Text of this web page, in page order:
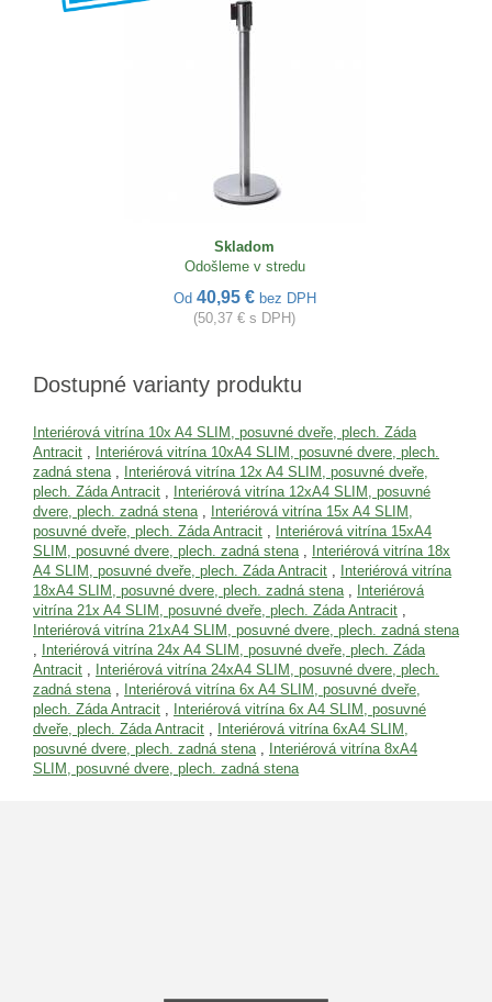
Skladom
Odošleme v stredu
Od 40,95 € bez DPH
(50,37 € s DPH)
Dostupné varianty produktu
Interiérová vitrína 10x A4 SLIM, posuvné dveře, plech. Záda
Antracit ,
Interiérová vitrína 10xA4 SLIM, posuvné dvere, plech.
zadná stena ,
Interiérová vitrína 12x A4 SLIM, posuvné dveře,
plech. Záda Antracit ,
Interiérová vitrína 12xA4 SLIM, posuvné
dvere, plech. zadná stena ,
Interiérová vitrína 15x A4 SLIM,
posuvné dveře, plech. Záda Antracit ,
Interiérová vitrína 15xA4
SLIM, posuvné dvere, plech. zadná stena ,
Interiérová vitrína 18x
A4 SLIM, posuvné dveře, plech. Záda Antracit ,
Interiérová vitrína
18xA4 SLIM, posuvné dvere, plech. zadná stena ,
Interiérová
vitrína 21x A4 SLIM, posuvné dveře, plech. Záda Antracit ,
Interiérová vitrína 21xA4 SLIM, posuvné dvere, plech. zadná stena
,
Interiérová vitrína 24x A4 SLIM, posuvné dveře, plech. Záda
Antracit ,
Interiérová vitrína 24xA4 SLIM, posuvné dvere, plech.
zadná stena ,
Interiérová vitrína 6x A4 SLIM, posuvné dveře,
plech. Záda Antracit ,
Interiérová vitrína 6x A4 SLIM, posuvné
dveře, plech. Záda Antracit ,
Interiérová vitrína 6xA4 SLIM,
posuvné dvere, plech. zadná stena ,
Interiérová vitrína 8xA4
SLIM, posuvné dvere, plech. zadná stena